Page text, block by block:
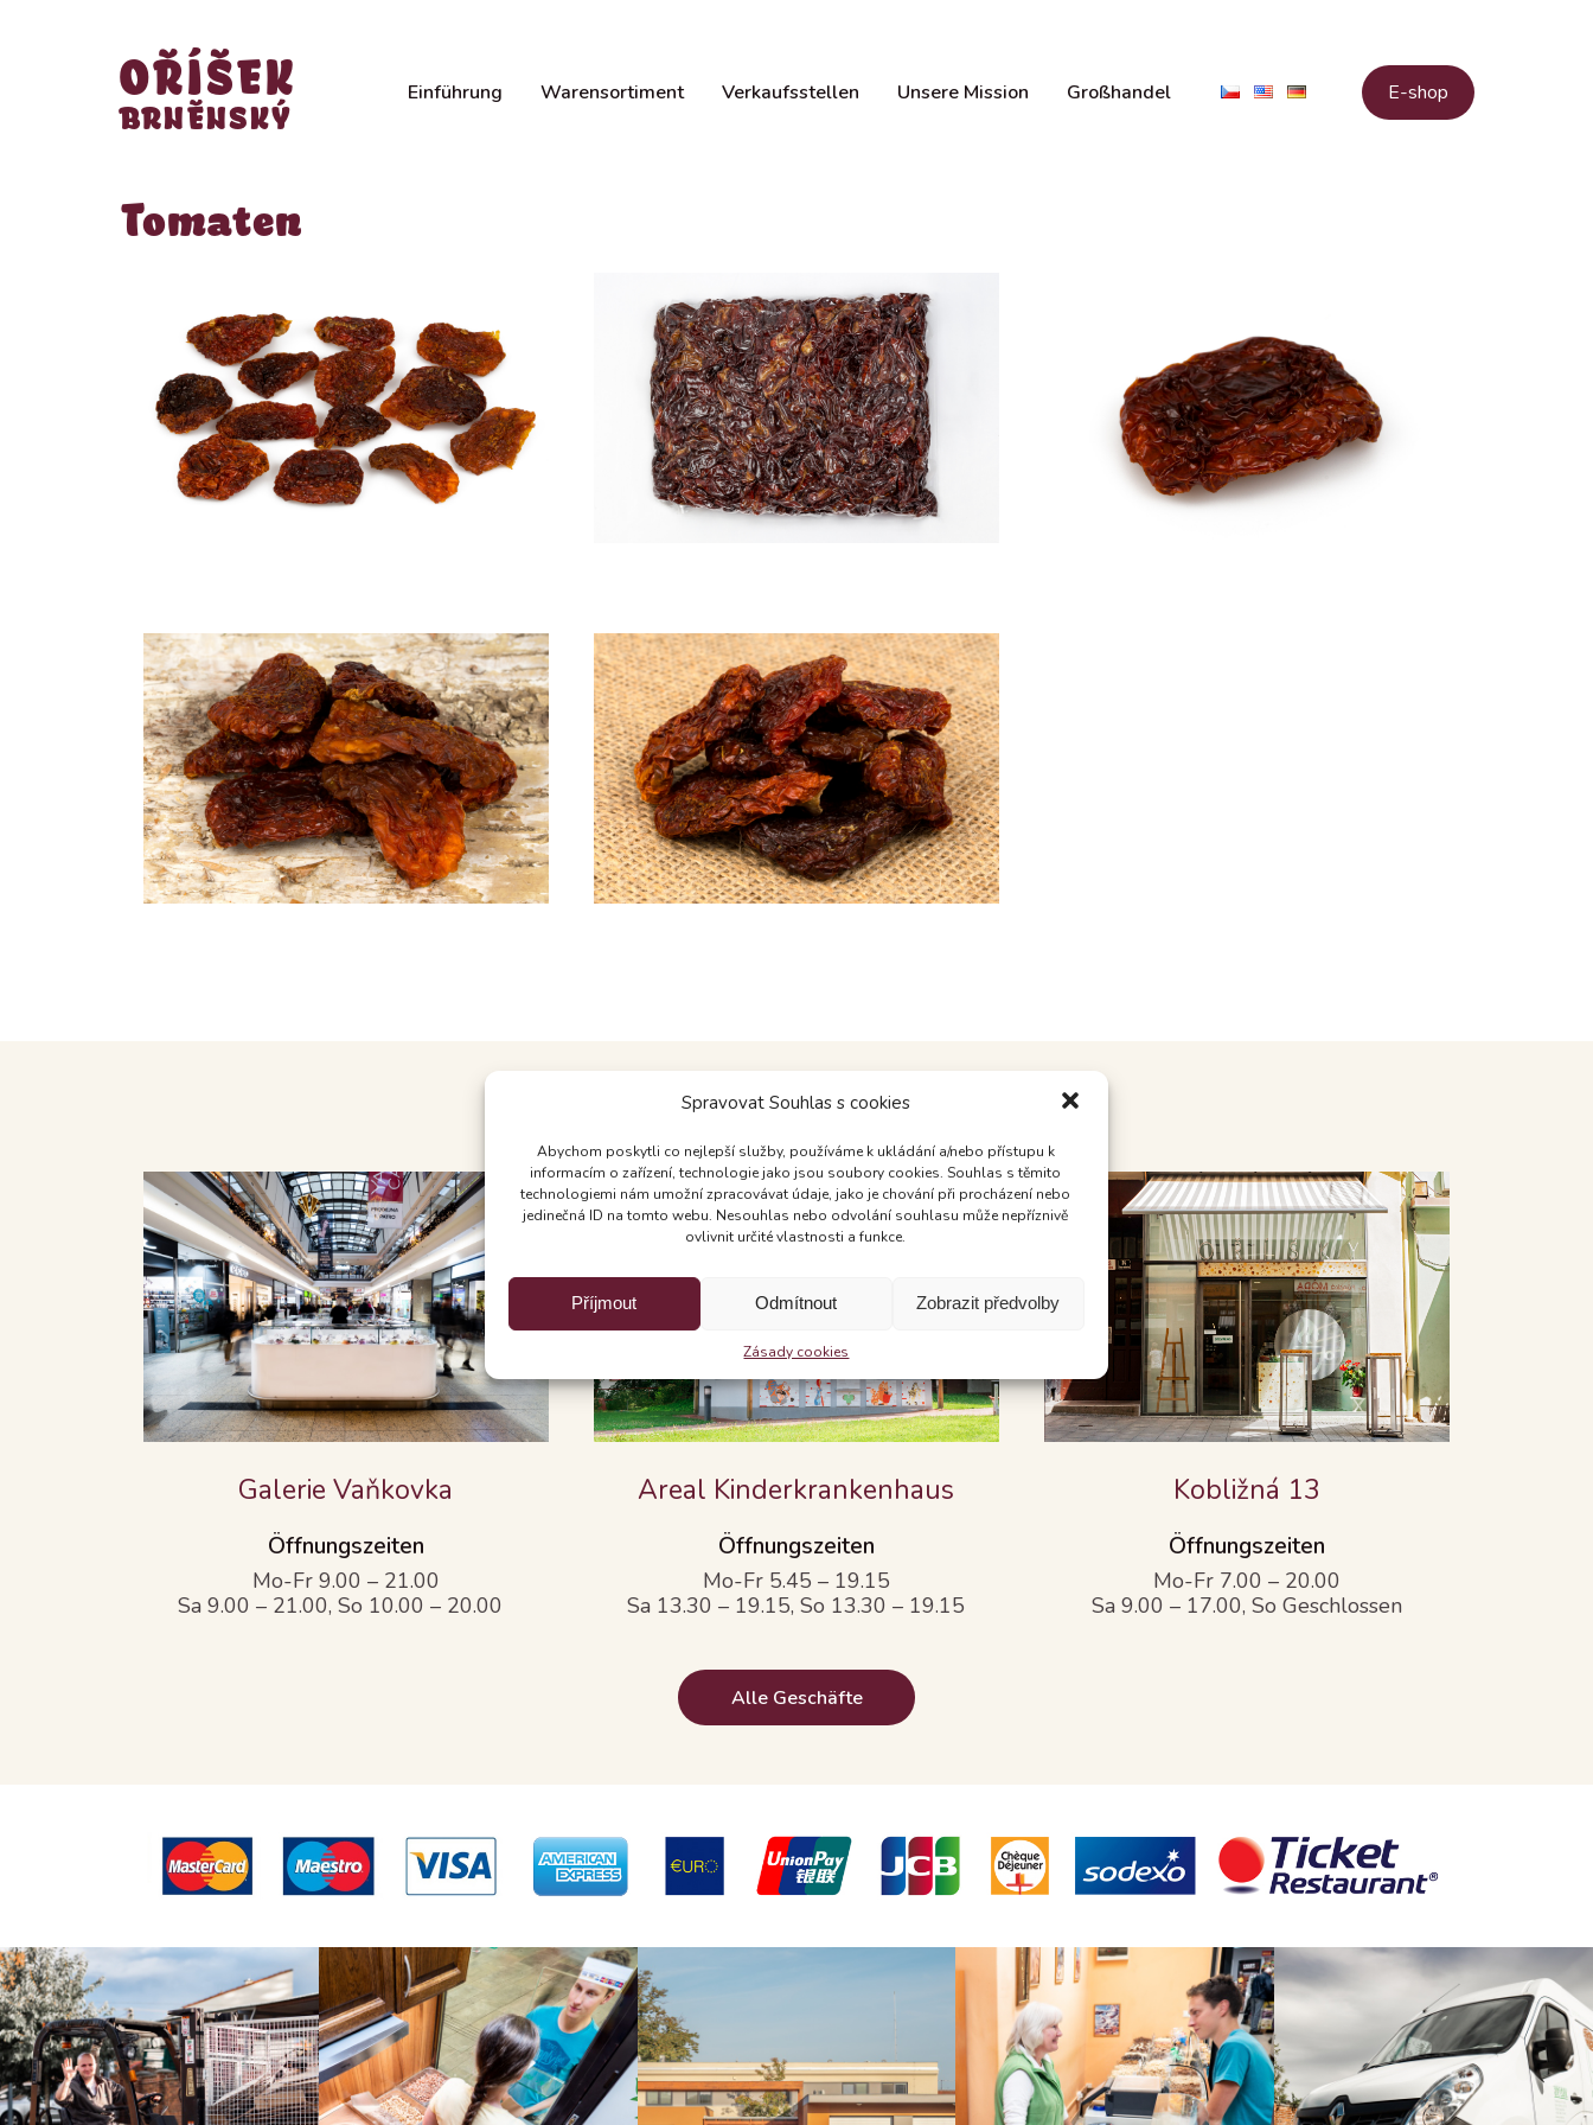
Spravovat Souhlas s cookies
Abychom poskytli co nejlepší služby, používáme k ukládání a/nebo přístupu k
informacím o zařízení, technologie jako jsou soubory cookies. Souhlas s těmito
technologiemi nám umožní zpracovávat údaje, jako je chování při procházení nebo
jedinečná ID na tomto webu. Nesouhlas nebo odvolání souhlasu může nepříznivě
ovlivnit určité vlastnosti a funkce.
Příjmout Odmítnout Zobrazit předvolby
Zásady cookies
OŘÍŠEK
BRNĚNSKÝ
Einführung Warensortiment Verkaufsstellen Unsere Mission Großhandel E-shop
Tomaten
Verkaufsstellen
Galerie Vaňkovka
Öffnungszeiten
Mo-Fr 9.00 – 21.00
Sa 9.00 – 21.00, So 10.00 – 20.00
Areal Kinderkrankenhaus
Öffnungszeiten
Mo-Fr 5.45 – 19.15
Sa 13.30 – 19.15, So 13.30 – 19.15
Kobližná 13
Öffnungszeiten
Mo-Fr 7.00 – 20.00
Sa 9.00 – 17.00, So Geschlossen
Alle Geschäfte